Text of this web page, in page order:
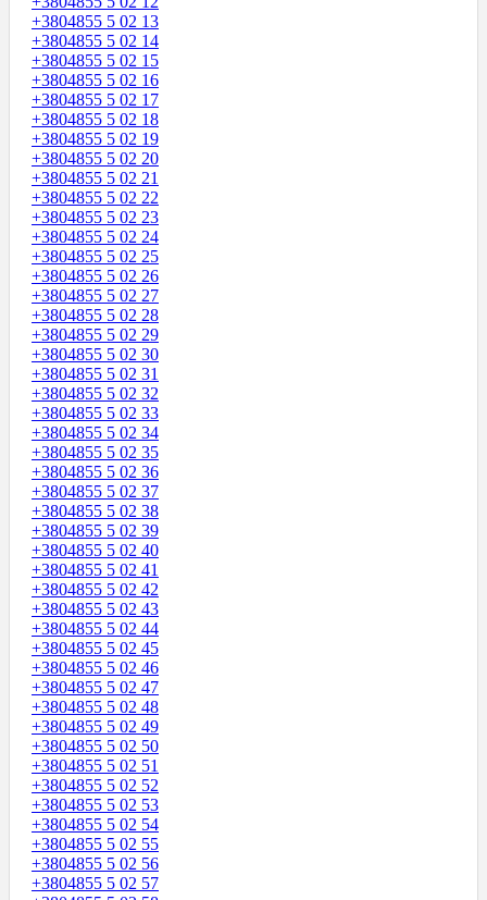
+3804855 5 02 13
+3804855 5 02 14
+3804855 5 02 15
+3804855 5 02 16
+3804855 5 02 17
+3804855 5 02 18
+3804855 5 02 19
+3804855 5 02 20
+3804855 5 02 21
+3804855 5 02 22
+3804855 5 02 23
+3804855 5 02 24
+3804855 5 02 25
+3804855 5 02 26
+3804855 5 02 27
+3804855 5 02 28
+3804855 5 02 29
+3804855 5 02 30
+3804855 5 02 31
+3804855 5 02 32
+3804855 5 02 33
+3804855 5 02 34
+3804855 5 02 35
+3804855 5 02 36
+3804855 5 02 37
+3804855 5 02 38
+3804855 5 02 39
+3804855 5 02 40
+3804855 5 02 41
+3804855 5 02 42
+3804855 5 02 43
+3804855 5 02 44
+3804855 5 02 45
+3804855 5 02 46
+3804855 5 02 47
+3804855 5 02 48
+3804855 5 02 49
+3804855 5 02 50
+3804855 5 02 51
+3804855 5 02 52
+3804855 5 02 53
+3804855 5 02 54
+3804855 5 02 55
+3804855 5 02 56
+3804855 5 02 57